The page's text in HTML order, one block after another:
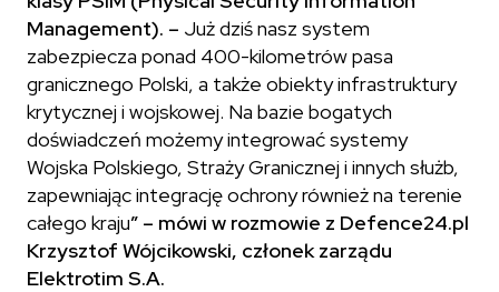
Management). – Już dziś nasz system
zabezpiecza ponad 400-kilometrów pasa
granicznego Polski, a także obiekty infrastruktury
krytycznej i wojskowej. Na bazie bogatych
doświadczeń możemy integrować systemy
Wojska Polskiego, Straży Granicznej i innych służb,
zapewniając integrację ochrony również na terenie
całego kraju” – mówi w rozmowie z Defence24.pl
Krzysztof Wójcikowski, członek zarządu
Elektrotim S.A.